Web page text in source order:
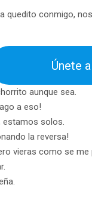
quedito conmigo,
Únete
aunque sea.
a eso!
estamos solos.
la reversa!
vieras como se